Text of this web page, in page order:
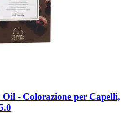
-​ Colorazione per Capelli,